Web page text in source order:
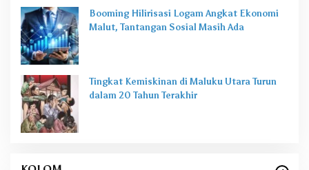
Booming Hilirisasi Logam Angkat Ekonomi
Malut, Tantangan Sosial Masih Ada
Tingkat Kemiskinan di Maluku Utara Turun
dalam 20 Tahun Terakhir